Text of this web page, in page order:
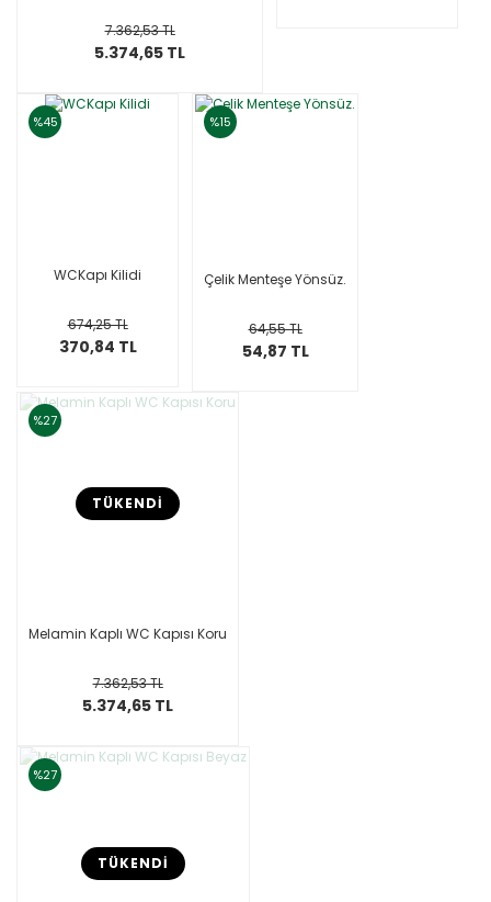
7.362,53 TL
5.374,65 TL
%45
WCKapı Kilidi
674,25 TL
370,84 TL
%15
Çelik Menteşe Yönsüz.
64,55 TL
54,87 TL
%27
TÜKENDİ
Melamin Kaplı WC Kapısı Koru
7.362,53 TL
5.374,65 TL
%27
TÜKENDİ